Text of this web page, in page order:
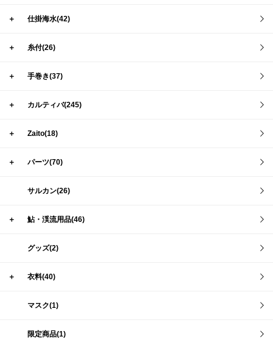
＋ 仕掛海水(42)
＋ 糸付(26)
＋ 手巻き(37)
＋ カルティバ(245)
＋ Zaito(18)
＋ パーツ(70)
サルカン(26)
＋ 鮎・渓流用品(46)
グッズ(2)
＋ 衣料(40)
マスク(1)
限定商品(1)